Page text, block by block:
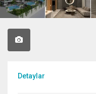
Detaylar